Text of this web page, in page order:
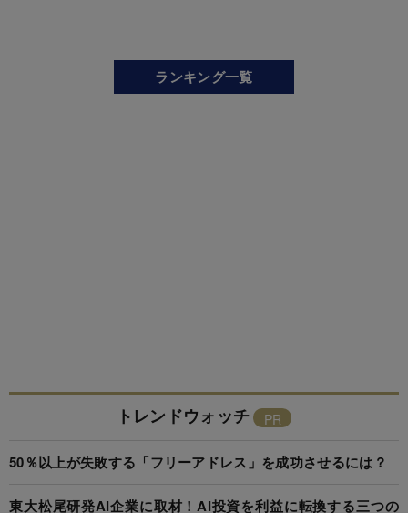
ランキング一覧
トレンドウォッチ
50％以上が失敗する「フリーアドレス」を成功させるには？
東大松尾研発AI企業に取材！AI投資を利益に転換する三つの